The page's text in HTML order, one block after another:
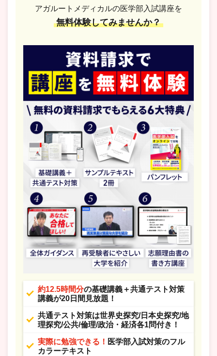
アガルートメディカルの医学部入試講座を
無料体験してみませんか？
約12.5時間分の基礎講義＋共通テスト対策
講義が20日間見放題！
共通テスト対策は世界史探究/日本史探究/地
理探究/公共/倫理/政治・経済各1問付き！
実際に勉強できる！ 医学部入試対策のフル
カラーテキスト